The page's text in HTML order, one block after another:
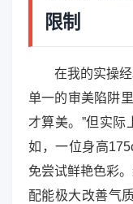
限制
在我的实操
单一的审美陷阱
才算美。”但实际
如，一位身高
免尝试鲜艳色彩
配能极大改善气